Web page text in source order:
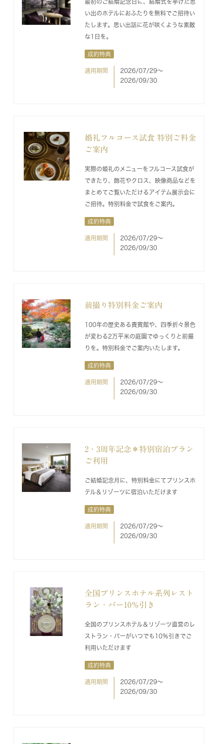
最初のご結婚記念日に、結婚式を挙げた思
い出のホテルにおふたりを無料でご招待い
たします。思い出話に花が咲くような素敵
な1日を。
成約特典
適用期間
2026/07/29〜
2026/09/30
婚礼フルコース試食 特別ご料金
ご案内
実際の婚礼のメニューをフルコース試食が
できたり、飾花やクロス、映像商品などを
まとめてご覧いただけるアイテム展示会に
ご招待。特別料金で試食をご案内。
成約特典
適用期間
2026/07/29〜
2026/09/30
前撮り特別料金ご案内
100年の歴史ある貴賓館や、四季折々景色
が変わる2万平米の庭園でゆっくりと前撮
りを。特別料金でご案内いたします。
成約特典
適用期間
2026/07/29〜
2026/09/30
2・3周年記念＊特別宿泊プラン
ご利用
ご結婚記念月に、特別料金にてプリンスホ
テル＆リゾーツに宿泊いただけます
成約特典
適用期間
2026/07/29〜
2026/09/30
全国プリンスホテル系列レスト
ラン・バー10％引き
全国のプリンスホテル＆リゾーツ直営のレ
ストラン・バーがいつでも10％引きでご
利用いただけます
成約特典
適用期間
2026/07/29〜
2026/09/30